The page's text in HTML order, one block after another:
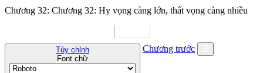
Chương 32: Chương 32: Hy vọng càng lớn, thất vọng càng nhiều
Tùy chỉnh
Font chữ
Chương trước